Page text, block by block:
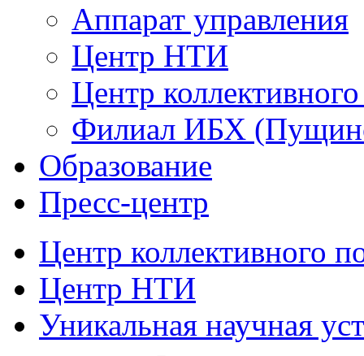
Аппарат управления
Центр НТИ
Центр
Филиал ИБХ
Образование
Пресс-центр
Центр коллективного
Центр НТИ
Уникальная научная